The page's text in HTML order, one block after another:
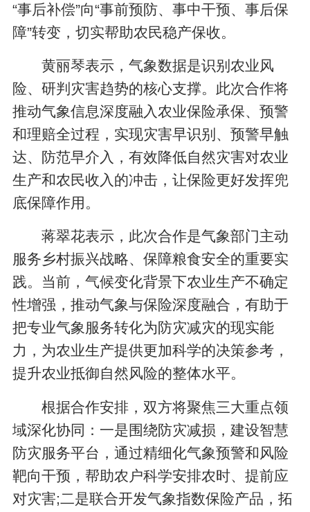
“事后补偿”向“事前预防、事中干预、事后保
障”转变，切实帮助农民稳产保收。
黄丽琴表示，气象数据是识别农业风
险、研判灾害趋势的核心支撑。此次合作将
推动气象信息深度融入农业保险承保、预警
和理赔全过程，实现灾害早识别、预警早触
达、防范早介入，有效降低自然灾害对农业
生产和农民收入的冲击，让保险更好发挥兜
底保障作用。
蒋翠花表示，此次合作是气象部门主动
服务乡村振兴战略、保障粮食安全的重要实
践。当前，气候变化背景下农业生产不确定
性增强，推动气象与保险深度融合，有助于
把专业气象服务转化为防灾减灾的现实能
力，为农业生产提供更加科学的决策参考，
提升农业抵御自然风险的整体水平。
根据合作安排，双方将聚焦三大重点领
域深化协同：一是围绕防灾减损，建设智慧
防灾服务平台，通过精细化气象预警和风险
靶向干预，帮助农户科学安排农时、提前应
对灾害;二是联合开发气象指数保险产品，拓